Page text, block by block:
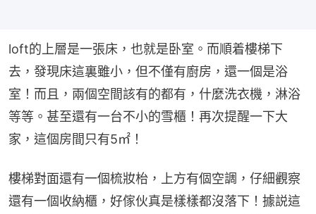
loft的上層是一張床，也就是卧室。而順着樓梯下
去，發現床這裏雖小，但不僅有廚房，還一個是浴
室！而且，兩個空間該有的都有，什麼洗衣機，淋浴
等等。甚至還有一台不小的雪櫃！再次提醒一下大
家，這個房間只有5㎡！
樓梯對面還有一個梳妝枱，上方有個空調，仔細觀察
還有一個收納櫃，好傢伙真是樣樣都沒落下！據説這